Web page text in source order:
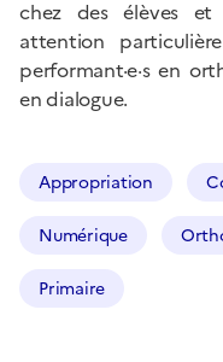
chez des élèves et
attention
performant·e·s en
en dialogue.
Appropriation
Numérique
Primaire